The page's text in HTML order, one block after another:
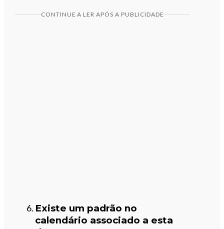
CONTINUE A LER APÓS A PUBLICIDADE
Existe um padrão no
calendário associado a esta